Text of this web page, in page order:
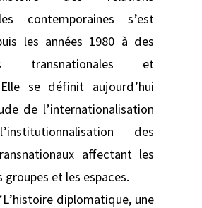
contemporaines s’est
les années 1980 à des
transnationales et
se définit aujourd’hui
de l’internationalisation
des
affectant les
groupes et les espaces.
diplomatique, une